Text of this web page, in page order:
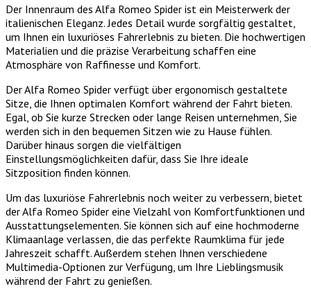
Der Innenraum des Alfa Romeo Spider ist ein Meisterwerk der
italienischen Eleganz. Jedes Detail wurde sorgfältig gestaltet,
um Ihnen ein luxuriöses Fahrerlebnis zu bieten. Die hochwertigen
Materialien und die präzise Verarbeitung schaffen eine
Atmosphäre von Raffinesse und Komfort.
Der Alfa Romeo Spider verfügt über ergonomisch gestaltete
Sitze, die Ihnen optimalen Komfort während der Fahrt bieten.
Egal, ob Sie kurze Strecken oder lange Reisen unternehmen, Sie
werden sich in den bequemen Sitzen wie zu Hause fühlen.
Darüber hinaus sorgen die vielfältigen
Einstellungsmöglichkeiten dafür, dass Sie Ihre ideale
Sitzposition finden können.
Um das luxuriöse Fahrerlebnis noch weiter zu verbessern, bietet
der Alfa Romeo Spider eine Vielzahl von Komfortfunktionen und
Ausstattungselementen. Sie können sich auf eine hochmoderne
Klimaanlage verlassen, die das perfekte Raumklima für jede
Jahreszeit schafft. Außerdem stehen Ihnen verschiedene
Multimedia-Optionen zur Verfügung, um Ihre Lieblingsmusik
während der Fahrt zu genießen.